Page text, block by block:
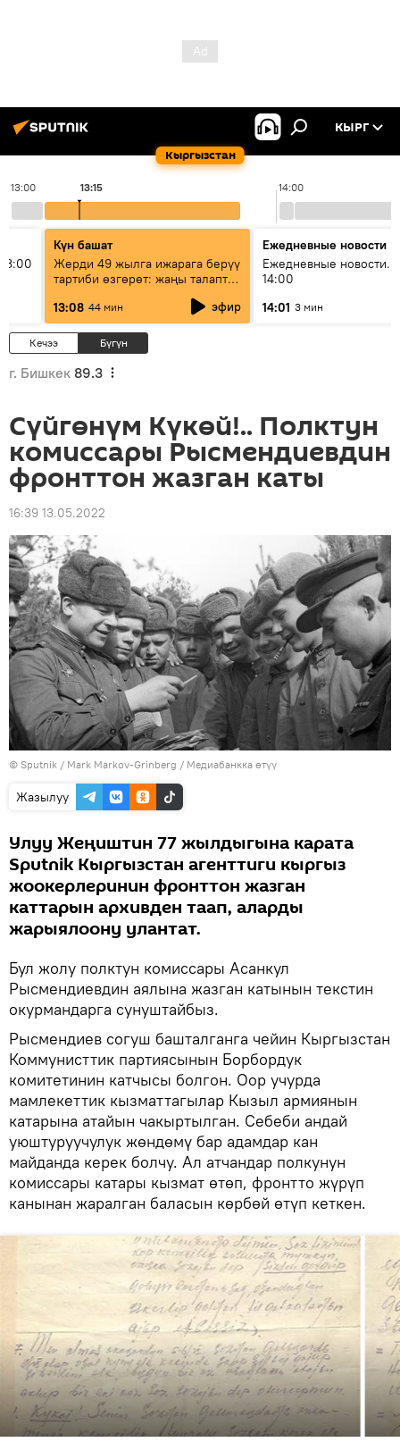
Кыргызстан
КЫРГ
13:00 14:00
13:15
Күн башат
Жерди 49 жылга ижарага берүү
тартиби өзгөрөт: жаңы талаптар
13:08 44 мин эфир
Ежедневные новости
Ежедневные новости.
14:00
14:01 3 мин
Кечээ Бүгүн
г. Бишкек 89.3
Сүйгөнүм Күкөй!.. Полктун
комиссары Рысмендиевдин
фронттон жазган каты
16:39 13.05.2022
© Sputnik / Mark Markov-Grinberg / Медиабанкка өтүү
Жазылуу
Улуу Жеңиштин 77 жылдыгына карата
Sputnik Кыргызстан агенттиги кыргыз
жоокерлеринин фронттон жазган
каттарын архивден таап, аларды
жарыялоону улантат.
Бул жолу полктун комиссары Асанкул
Рысмендиевдин аялына жазган катынын текстин
окурмандарга сунуштайбыз.
Рысмендиев согуш башталганга чейин Кыргызстан
Коммунисттик партиясынын Борбордук
комитетинин катчысы болгон. Оор учурда
мамлекеттик кызматтагылар Кызыл армиянын
катарына атайын чакыртылган. Себеби андай
уюштуруучулук жөндөмү бар адамдар кан
майданда керек болчу. Ал атчандар полкунун
комиссары катары кызмат өтөп, фронтто жүрүп
канынан жаралган баласын көрбөй өтүп кеткен.